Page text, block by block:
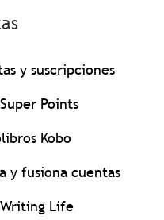
y suscripciones
Points
Kobo
y fusiona cuentas
Life